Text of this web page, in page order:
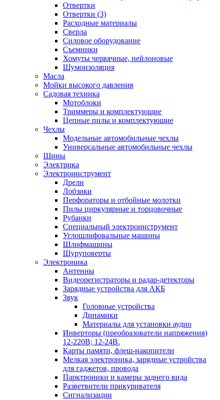
Отвертки
Отвертки (3)
Расходные материалы
Сверла
Силовое оборудование
Съемники
Хомуты червячные, нейлоновые
Шумоизоляция
Масла
Мойки высокого давления
Садовая техника
Мотоблоки
Триммеры и комплектующие
Цепные пилы и комплектующие
Чехлы
Модельные автомобильные чехлы
Универсальные автомобильные чехлы
Шины
Электрика
Электроинструмент
Дрели
Лобзики
Перфораторы и отбойные молотки
Пилы циркулярные и торцовочные
Рубанки
Специальный электроинструмент
Углошлифовальные машины
Шлифмашины
Шуруповерты
Электроника
Антенны
Видеорегистраторы и радар-детекторы
Зарядные устройства для АКБ
Звук
Головные устройства
Динамики
Материалы для установки аудио
Инверторы (преобразователи напряжения)
12-220В; 12-24В.
Карты памяти, флеш-накопители
Мелкая электроника, зарядные устройства
для гаджетов, провода
Парктроники и камеры заднего вида
Разветвители прикуривателя
Сигнализации